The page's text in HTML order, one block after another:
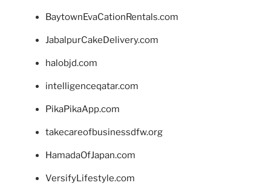
BaytownEvaCationRentals.com
JabalpurCakeDelivery.com
halobjd.com
intelligenceqatar.com
PikaPikaApp.com
takecareofbusinessdfw.org
HamadaOfJapan.com
VersifyLifestyle.com